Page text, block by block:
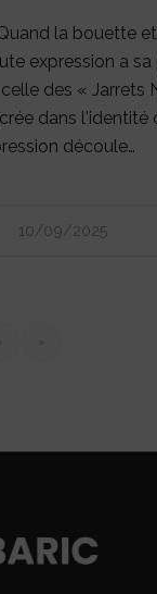
la bouette
expression a sa
des « Jarrets
dans l'identité
découle…
10/09/2025